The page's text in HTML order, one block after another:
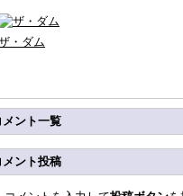
・ダム
メント一覧
メント投稿